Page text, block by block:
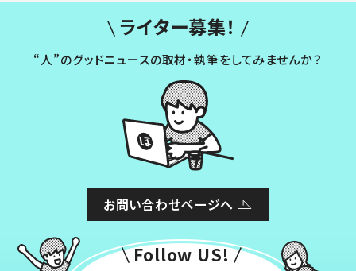
ライター募集！
“人”のグッドニュースの取材・執筆をしてみませんか？
お問い合わせページへ
Follow US!